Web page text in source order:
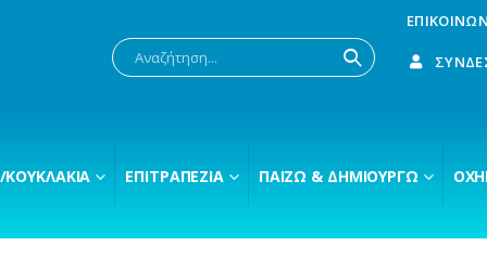
ΕΠΙΤΡΑΠΈΖΙΑ ΠΑΊΖΩ & ΔΗΜΙΟΥΡΓΏ